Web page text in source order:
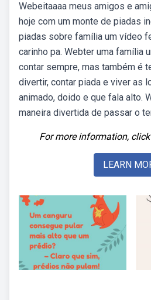
Webeitaaaa meus amigos e
hoje com um monte de piadas
piadas sobre família um vídeo
carinho pa. Webter uma família
contar sempre, mas também é
divertir, contar piada e viver as
animado, doido e que fala alto.
maneira divertida de passar o
For more information,
LEARN